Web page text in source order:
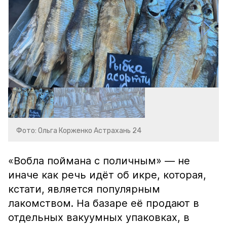
Фото: Ольга Корженко Астрахань 24
«Вобла поймана с поличным» — не
иначе как речь идёт об икре, которая,
кстати, является популярным
лакомством. На базаре её продают в
отдельных вакуумных упаковках, в